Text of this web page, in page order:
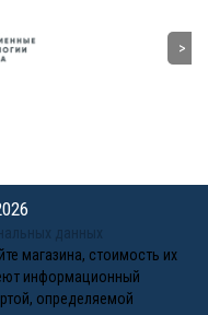
данных
магазина, стоимость их
информационный
определяемой